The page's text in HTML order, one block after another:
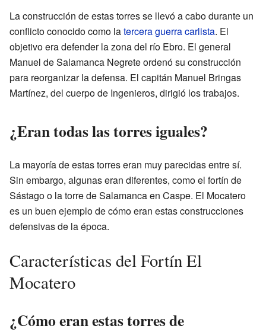
La construcción de estas torres se llevó a cabo durante un
conflicto conocido como latercera guerra carlista. El
objetivo era defender la zona del río Ebro. El general
Manuel de Salamanca Negrete ordenó su construcción
para reorganizar la defensa. El capitán Manuel Bringas
Martínez, del cuerpo de Ingenieros, dirigió los trabajos.
¿Eran todas las torres iguales?
La mayoría de estas torres eran muy parecidas entre sí.
Sin embargo, algunas eran diferentes, como el fortín de
Sástago o la torre de Salamanca en Caspe. El Mocatero
es un buen ejemplo de cómo eran estas construcciones
defensivas de la época.
Características del Fortín El
Mocatero
¿Cómo eran estas torres de